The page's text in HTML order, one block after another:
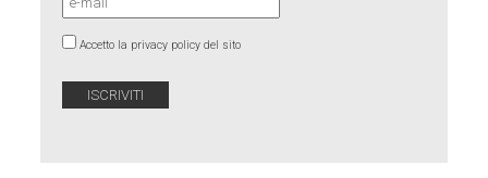
Accetto la privacy policy del sito